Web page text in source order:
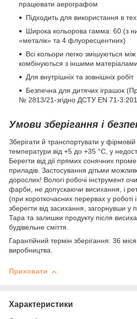
працювати аерографом
Підходить для використання в
Широка кольорова гамма: 60 (з
«металік» та 4 флуоресцентних)
Всі кольори легко змішуються
комбінуються з іншими
Для внутрішніх та зовнішніх робіт
Безпечна для дитячих іграшок
№ 2813/21-згідно ДСТУ EN 71-
Умови зберігання і
Зберігати й транспортувати у фірмовій
температури від +5 до +35 °С, у
Берегти від дії прямих сонячних
приладів. Застосування дітьми
дорослих! Вологі робочі інструмент
фарби, не допускаючи висихання, і
(при короткочасних перервах у роботі
зберегти від засихання, загорнувши у
Тара та залишки продукту після
будівельне сміття.
Гарантійний термін зберігання: 36
виробництва.
Приховати
Характеристики